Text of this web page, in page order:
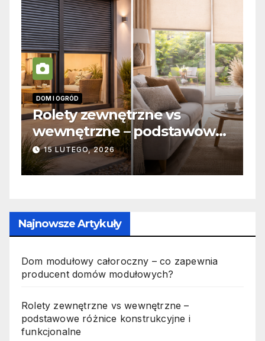
vs
podstawowe
i
INFORMACJE
Zabicie owada a
odpowiedzialność
jak wygląda to w
19 PAŹDZIERNIKA, 2025
Najnowsze Artykuły
Dom modułowy całoroczny – co zapewnia
producent domów modułowych?
Rolety zewnętrzne vs wewnętrzne –
podstawowe różnice konstrukcyjne i
funkcjonalne